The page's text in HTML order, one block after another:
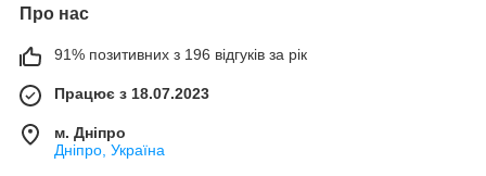
Про нас
91% позитивних з 196 відгуків за рік
Працює з 18.07.2023
м. Дніпро
Дніпро, Україна